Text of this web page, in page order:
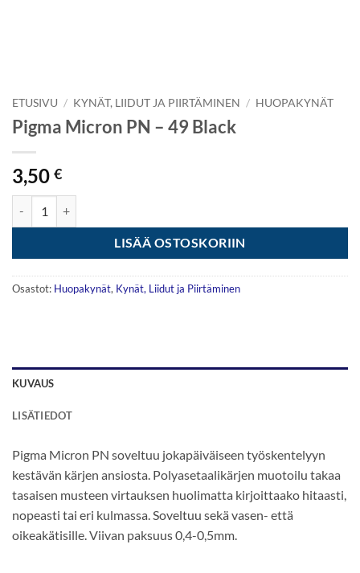
ETUSIVU / KYNÄT, LIIDUT JA PIIRTÄMINEN / HUOPAKYNÄT
Pigma Micron PN – 49 Black
3,50 €
LISÄÄ OSTOSKORIIN
Osastot: Huopakynät, Kynät, Liidut ja Piirtäminen
KUVAUS
LISÄTIEDOT
Pigma Micron PN soveltuu jokapäiväiseen työskentelyyn
kestävän kärjen ansiosta. Polyasetaalikärjen muotoilu takaa
tasaisen musteen virtauksen huolimatta kirjoittaako hitaasti,
nopeasti tai eri kulmassa. Soveltuu sekä vasen- että
oikeakätisille. Viivan paksuus 0,4-0,5mm.